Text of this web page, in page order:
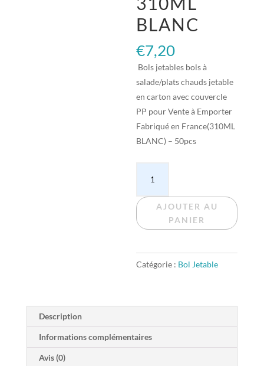
BLANC
€7,20
Bols jetables bols à
salade/plats chauds jetable
en carton avec couvercle
PP pour Vente à Emporter
Fabriqué en France(310ML
BLANC) – 50pcs
Bols
50pcs
PP
AJOUTER AU
PANIER
Catégorie : Bol Jetable
Description
Informations complémentaires
Avis (0)